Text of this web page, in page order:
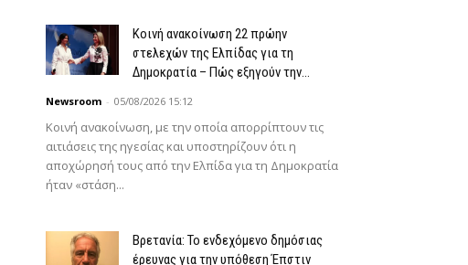
Κοινή ανακοίνωση 22 πρώην
στελεχών της Ελπίδας για τη
Δημοκρατία – Πώς εξηγούν την...
Newsroom - 05/08/2026 15:12
Κοινή ανακοίνωση, με την οποία απορρίπτουν τις
αιτιάσεις της ηγεσίας και υποστηρίζουν ότι η
αποχώρησή τους από την Ελπίδα για τη Δημοκρατία
ήταν «στάση...
Βρετανία: Το ενδεχόμενο δημόσιας
έρευνας για την υπόθεση Έπστιν